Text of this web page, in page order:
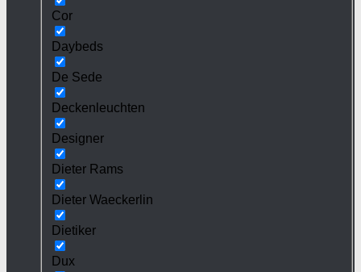
Cor
Daybeds
De Sede
Deckenleuchten
Designer
Dieter Rams
Dieter Waeckerlin
Dietiker
Dux